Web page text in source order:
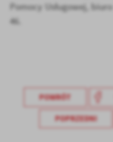
Pomocy Usługowej,
46.
POWRÓT
POPRZEDNI